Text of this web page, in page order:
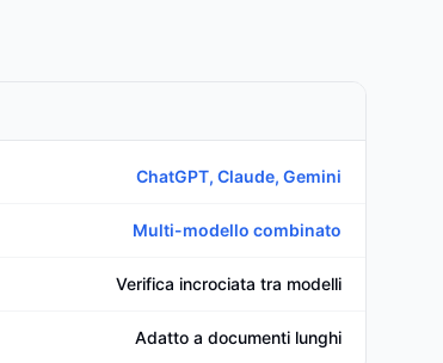
ChatGPT, Claude, Gemini
Multi-modello combinato
Verifica incrociata tra modelli
Adatto a documenti lunghi